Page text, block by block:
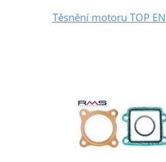
Těsnění motoru TOP